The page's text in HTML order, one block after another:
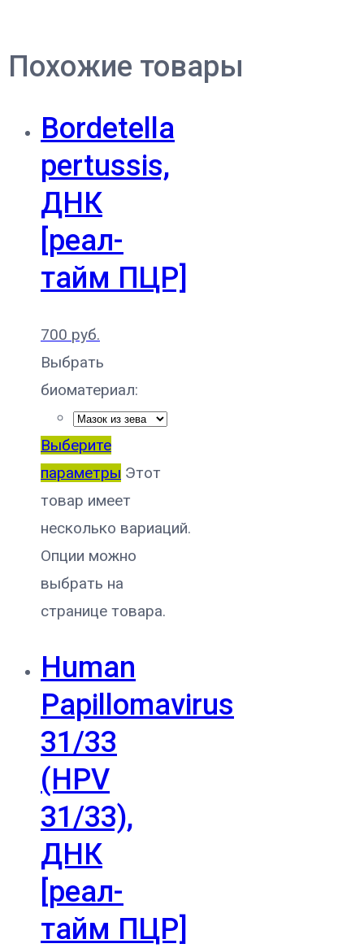
Похожие товары
Bordetella
pertussis,
ДНК
[реал-
тайм ПЦР]
700 руб.
Выбрать
биоматериал:
Выберите
параметры Этот
товар имеет
несколько вариаций.
Опции можно
выбрать на
странице товара.
Human
Papillomavirus
31/33
(HPV
31/33),
ДНК
[реал-
тайм ПЦР]